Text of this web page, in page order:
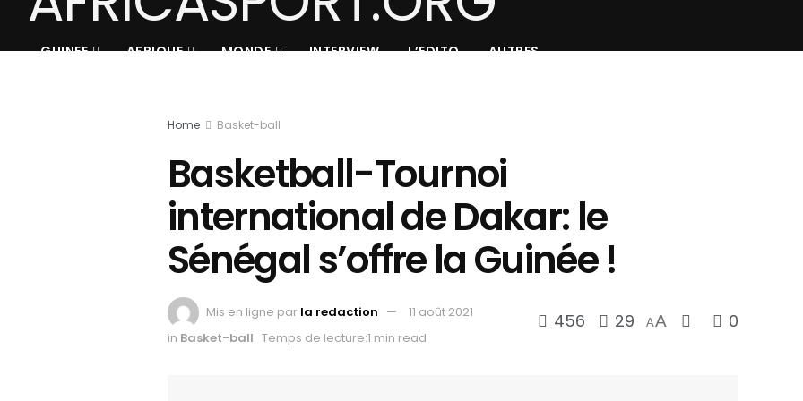
GUINEE AFRIQUE MONDE INTERVIEW L’EDITO AUTRES
Home Basket-ball
Basketball-Tournoi
international de Dakar: le
Sénégal s’offre la Guinée !
Mis en ligne par la redaction
11 août 2021
in Basket-ball Temps de lecture:1 min read
456 29 AA 0